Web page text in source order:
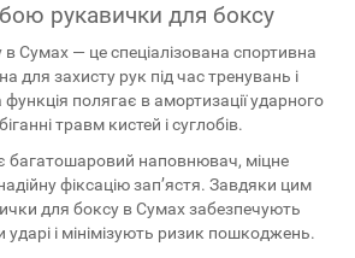
рукавички для боксу
Сумах — це спеціалізована спортивна
для захисту рук під час тренувань і
функція полягає в амортизації ударного
травм кистей і суглобів.
багатошаровий наповнювач, міцне
фіксацію зап’ястя. Завдяки цим
для боксу в Сумах забезпечують
ударі і мінімізують ризик пошкоджень.